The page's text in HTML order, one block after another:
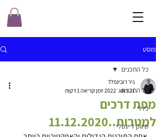
פוסט
כל התכנים
כללי
שיווק דייגטלי
כל התכנים
מפת דרכים
למטרות..11.12.2020
ניר רובינפלד
21 באוג׳ 2022
זמן קריאה 1 דקות